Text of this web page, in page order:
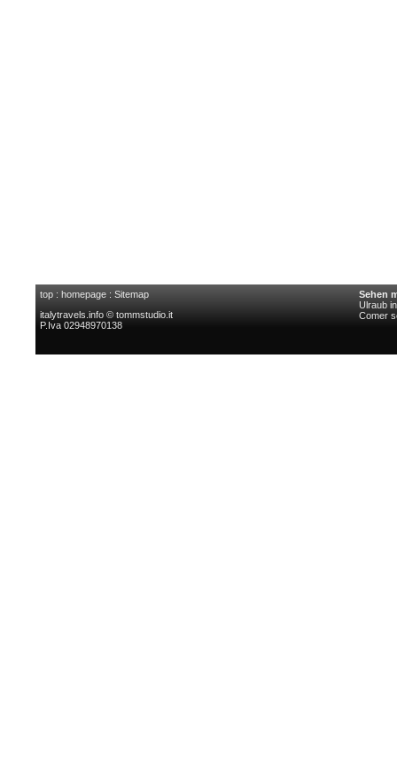
top : homepage : Sitemap
italytravels.info © tommstudio.it
P.Iva 02948970138
Sehen
Ulraub
Comer